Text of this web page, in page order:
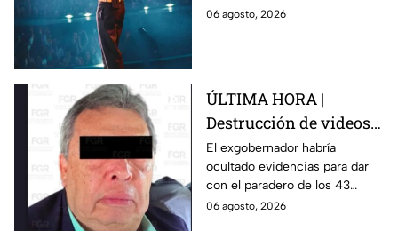
y los fanáticos revisar el clima
06 agosto, 2026
ÚLTIMA HORA |
Destrucción de videos
clave y amenazas a
testigos por parte de
exgobernador Ángel
Aguirre: FGR
El exgobernador habría
ocultado evidencias para dar
con el paradero de los 43
estudiantes desaparecidos de
06 agosto, 2026